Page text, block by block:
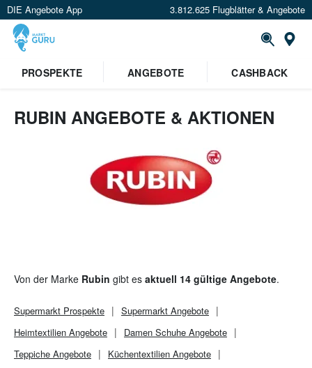
DIE Angebote App 3.812.625 Flugblätter & Angebote
PROSPEKTE
ANGEBOTE CASHBACK
RUBIN ANGEBOTE & AKTIONEN
Von der Marke Rubin gibt es aktuell 14 gültige Angebote.
Supermarkt Prospekte Supermarkt Angebote
Heimtextilien Angebote
Damen Schuhe Angebote
Teppiche Angebote
Küchentextilien Angebote